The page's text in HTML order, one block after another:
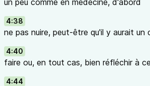
un peu comme en médecine, d'abord
4:38
ne pas nuire, peut-être qu'il y aurait un
4:40
faire ou, en tout cas, bien réfléchir à
4:44